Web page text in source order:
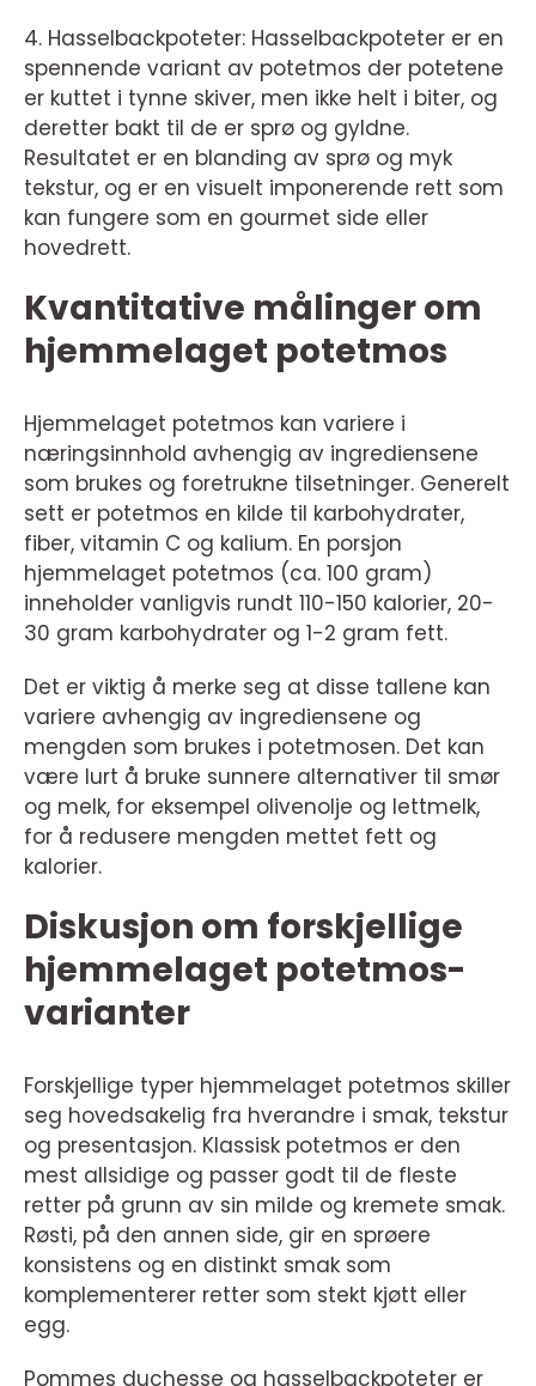
4. Hasselbackpoteter: Hasselbackpoteter er en
spennende variant av potetmos der potetene
er kuttet i tynne skiver, men ikke helt i biter, og
deretter bakt til de er sprø og gyldne.
Resultatet er en blanding av sprø og myk
tekstur, og er en visuelt imponerende rett som
kan fungere som en gourmet side eller
hovedrett.
Kvantitative målinger om
hjemmelaget potetmos
Hjemmelaget potetmos kan variere i
næringsinnhold avhengig av ingrediensene
som brukes og foretrukne tilsetninger. Generelt
sett er potetmos en kilde til karbohydrater,
fiber, vitamin C og kalium. En porsjon
hjemmelaget potetmos (ca. 100 gram)
inneholder vanligvis rundt 110-150 kalorier, 20-
30 gram karbohydrater og 1-2 gram fett.
Det er viktig å merke seg at disse tallene kan
variere avhengig av ingrediensene og
mengden som brukes i potetmosen. Det kan
være lurt å bruke sunnere alternativer til smør
og melk, for eksempel olivenolje og lettmelk,
for å redusere mengden mettet fett og
kalorier.
Diskusjon om forskjellige
hjemmelaget potetmos-
varianter
Forskjellige typer hjemmelaget potetmos skiller
seg hovedsakelig fra hverandre i smak, tekstur
og presentasjon. Klassisk potetmos er den
mest allsidige og passer godt til de fleste
retter på grunn av sin milde og kremete smak.
Røsti, på den annen side, gir en sprøere
konsistens og en distinkt smak som
komplementerer retter som stekt kjøtt eller
egg.
Pommes duchesse og hasselbackpoteter er